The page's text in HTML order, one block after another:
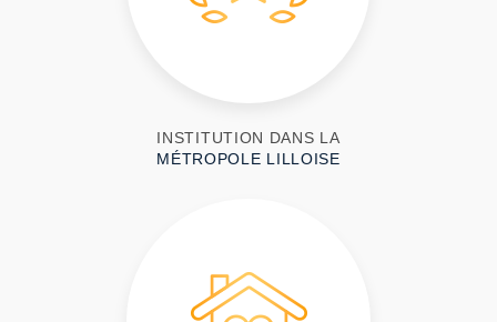
INSTITUTION DANS LA
MÉTROPOLE LILLOISE